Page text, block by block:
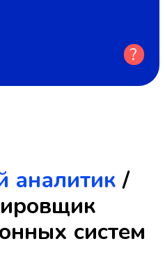
?
аналитик /
систем